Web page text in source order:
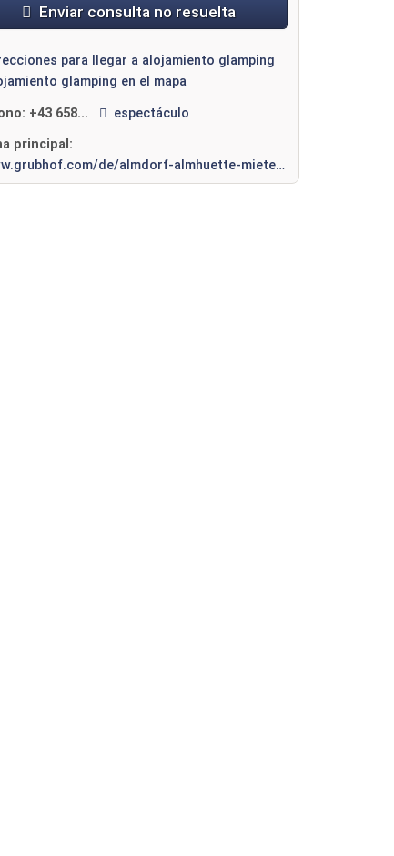
Enviar consulta no resuelta
para llegar a alojamiento glamping
glamping en el mapa
+43 658... espectáculo
principal:
de/almdorf-almhuette-mieten.html